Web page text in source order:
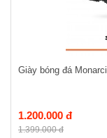
Giày bóng đá
1.200.000 đ
1.399.000 đ